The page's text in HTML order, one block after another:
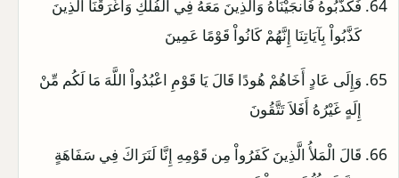
فَكَذَّبُوهُ فَأَنجَيْنَاهُ وَالَّذِينَ مَعَهُ فِي الْفُلْكِ وَأَغْرَقْنَا الَّذِينَ
كَذَّبُواْ بِآيَاتِنَا إِنَّهُمْ كَانُواْ قَوْمًا عَمِينَ
وَإِلَى عَادٍ أَخَاهُمْ هُودًا قَالَ يَا قَوْمِ اعْبُدُواْ اللَّهَ مَا لَكُم مِّنْ
إِلَهٍ غَيْرُهُ أَفَلاَ تَتَّقُونَ
قَالَ الْمَلأُ الَّذِينَ كَفَرُواْ مِن قَوْمِهِ إِنَّا لَنَرَاكَ فِي سَفَاهَةٍ